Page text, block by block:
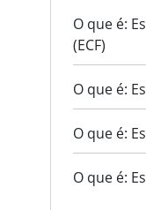
O que é:
(ECF)
O que é:
O que é:
O que é: